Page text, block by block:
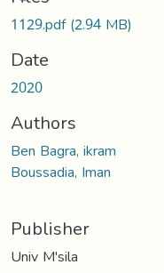
1129.pdf(2.94 MB)
Date
2020
Authors
Ben Bagra, ikram
Boussadia, Iman
Publisher
Univ M'sila